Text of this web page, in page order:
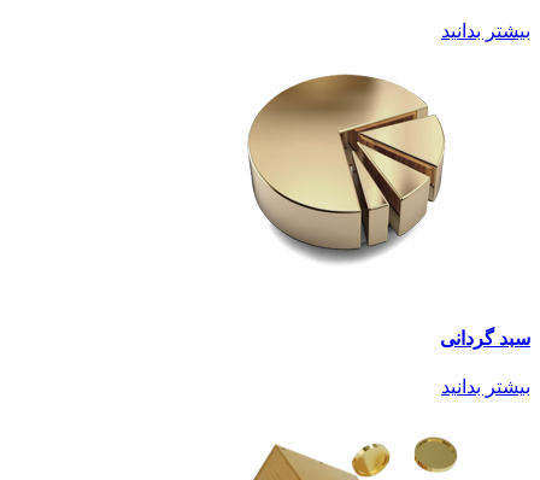
بیشتر بدانید
سبد گردانی
بیشتر بدانید